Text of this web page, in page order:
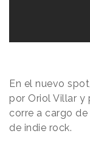
En el nuevo
por Oriol Villar
corre a cargo de
de indie rock.